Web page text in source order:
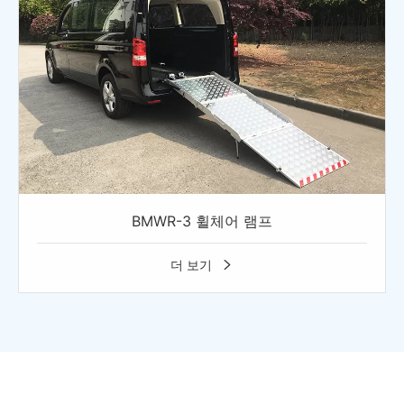
BMWR-3 휠체어 램프
더 보기 